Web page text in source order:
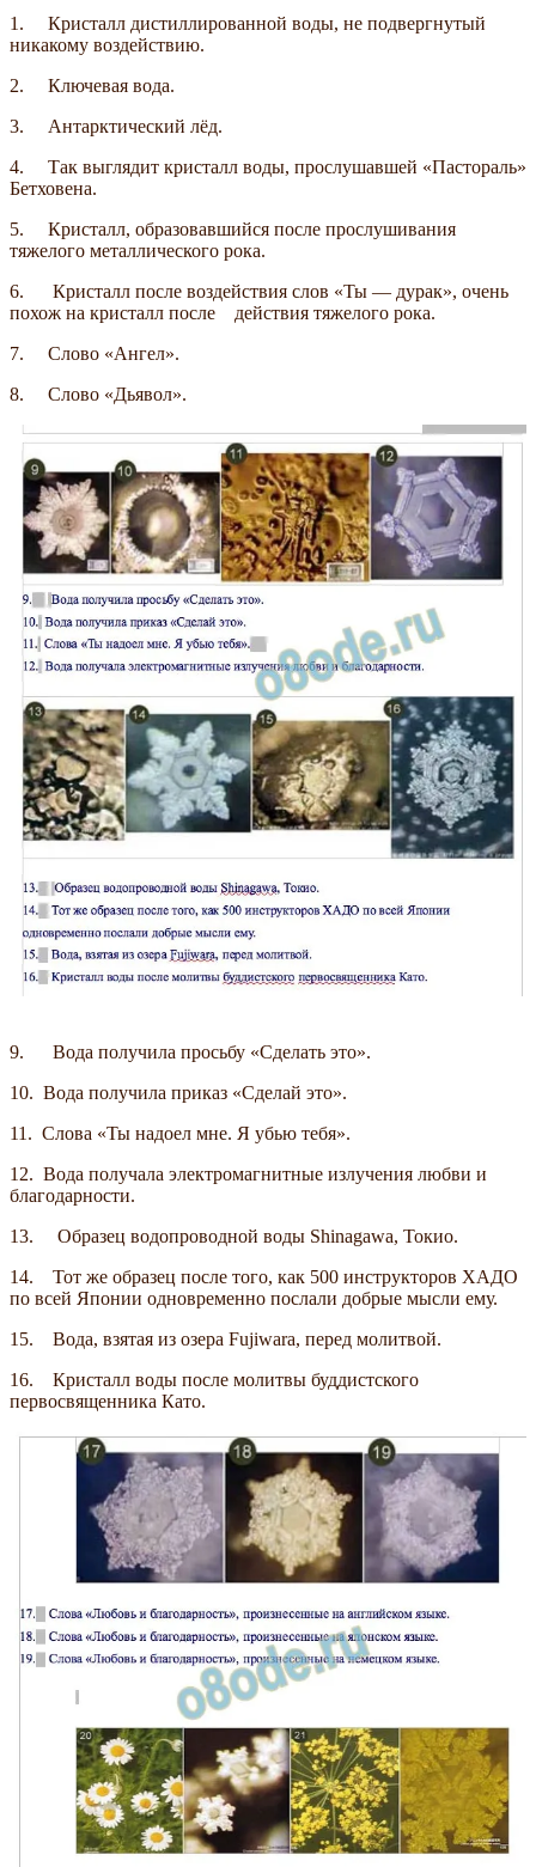
1. Кристалл дистиллированной воды, не подвергнутый
никакому воздействию.
2. Ключевая вода.
3. Антарктический лёд.
4. Так выглядит кристалл воды, прослушавшей «Пастораль»
Бетховена.
5. Кристалл, образовавшийся после прослушивания
тяжелого металлического рока.
6. Кристалл после воздействия слов «Ты — дурак», очень
похож на кристалл после действия тяжелого рока.
7. Слово «Ангел».
8. Слово «Дьявол».
9. Вода получила просьбу «Сделать это».
10. Вода получила приказ «Сделай это».
11. Слова «Ты надоел мне. Я убью тебя».
12. Вода получала электромагнитные излучения любви и
благодарности.
13. Образец водопроводной воды Shinagawa, Токио.
14. Тот же образец после того, как 500 инструкторов ХАДО
по всей Японии одновременно послали добрые мысли ему.
15. Вода, взятая из озера Fujiwara, перед молитвой.
16. Кристалл воды после молитвы буддистского
первосвященника Като.